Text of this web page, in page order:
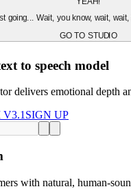
going... Wait, you know, wait,
GO TO STUDIO
to speech model
delivers emotional depth
SIGN UP
with natural, human-